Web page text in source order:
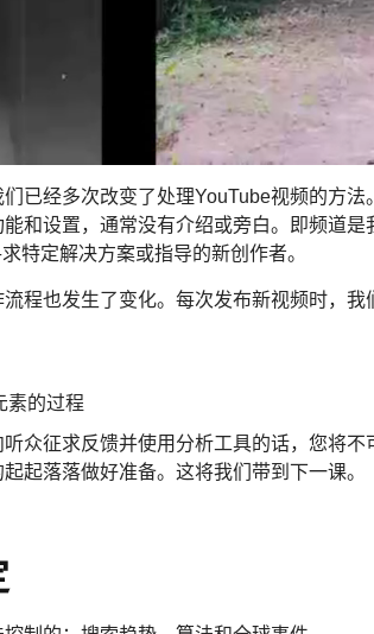
已经多次改变了处理YouTube视频的方
和设置，通常没有介绍或旁白。即频道是
特定解决方案或指导的新创作者。
程也发生了变化。每次发布新视频时，我
素的过程
众征求反馈并使用分析工具的话，您将
起落落做好准备。这将我们带到下一课。